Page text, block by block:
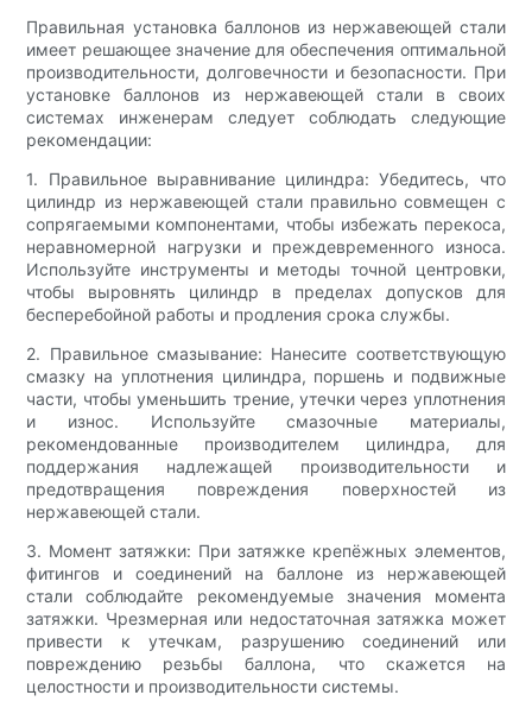
Правильная установка баллонов из нержавеющей стали
имеет решающее значение для обеспечения оптимальной
производительности, долговечности и безопасности. При
установке баллонов из нержавеющей стали в своих
системах инженерам следует соблюдать следующие
рекомендации:
1. Правильное выравнивание цилиндра: Убедитесь, что
цилиндр из нержавеющей стали правильно совмещен с
сопрягаемыми компонентами, чтобы избежать перекоса,
неравномерной нагрузки и преждевременного износа.
Используйте инструменты и методы точной центровки,
чтобы выровнять цилиндр в пределах допусков для
бесперебойной работы и продления срока службы.
2. Правильное смазывание: Нанесите соответствующую
смазку на уплотнения цилиндра, поршень и подвижные
части, чтобы уменьшить трение, утечки через уплотнения
и износ. Используйте смазочные материалы,
рекомендованные производителем цилиндра, для
поддержания надлежащей производительности и
предотвращения повреждения поверхностей из
нержавеющей стали.
3. Момент затяжки: При затяжке крепёжных элементов,
фитингов и соединений на баллоне из нержавеющей
стали соблюдайте рекомендуемые значения момента
затяжки. Чрезмерная или недостаточная затяжка может
привести к утечкам, разрушению соединений или
повреждению резьбы баллона, что скажется на
целостности и производительности системы.